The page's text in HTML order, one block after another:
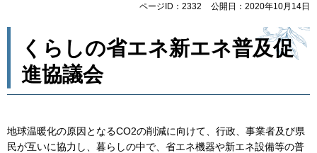
ページID：2332 公開日：2020年10月14日
くらしの省エネ新エネ普及促
進協議会
地球温暖化の原因となるCO2の削減に向けて、行政、事業者及び県
民が互いに協力し、暮らしの中で、省エネ機器や新エネ設備等の普